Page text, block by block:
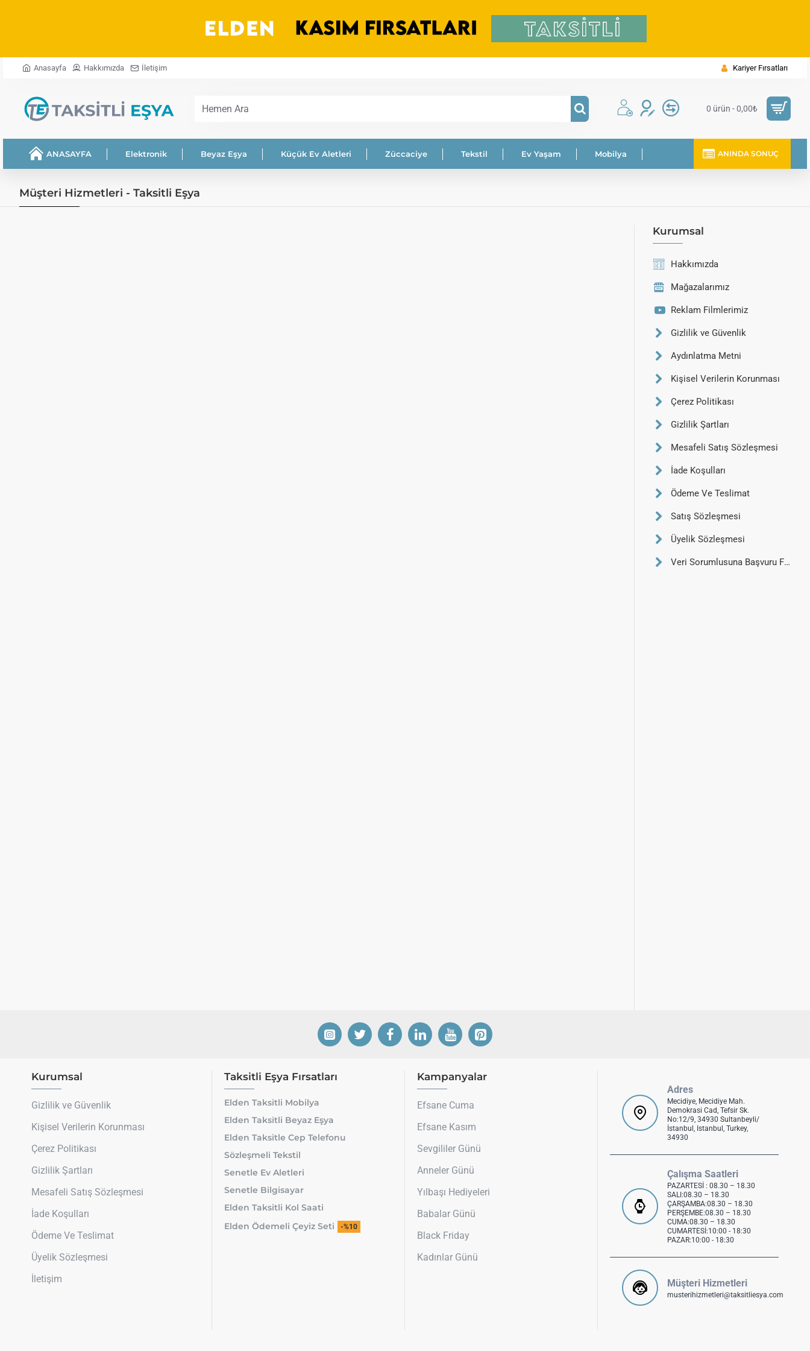
Anasayfa Hakkımızda İletişim Kariyer Fırsatları
Hemen
0 ürün - 0,00₺
ANASAYFA Elektronik Beyaz Eşya Küçük Ev Aletleri Züccaciye Tekstil Ev Yaşam Mobilya ANINDA SONUÇ
Müşteri Hizmetleri - Taksitli Eşya
Kurumsal
Hakkımızda
Mağazalarımız
Reklam Filmlerimiz
Gizlilik ve Güvenlik
Aydınlatma Metni
Kişisel Verilerin Korunması
Çerez Politikası
Gizlilik Şartları
Mesafeli Satış Sözleşmesi
İade Koşulları
Ödeme Ve Teslimat
Satış Sözleşmesi
Üyelik Sözleşmesi
Veri Sorumlusuna Başvuru Formu
Kurumsal
Gizlilik ve Güvenlik
Kişisel Verilerin Korunması
Çerez Politikası
Gizlilik Şartları
Mesafeli Satış Sözleşmesi
İade Koşulları
Ödeme Ve Teslimat
Üyelik Sözleşmesi
İletişim
Taksitli Eşya Fırsatları
Elden Taksitli Mobilya
Elden Taksitli Beyaz Eşya
Elden Taksitle Cep Telefonu
Sözleşmeli Tekstil
Senetle Ev Aletleri
Senetle Bilgisayar
Elden Taksitli Kol Saati
Elden Ödemeli Çeyiz Seti
-%10
Kampanyalar
Efsane Cuma
Efsane Kasım
Sevgililer Günü
Anneler Günü
Yılbaşı Hediyeleri
Babalar Günü
Black Friday
Kadınlar Günü
Adres
Mecidiye, Mecidiye Mah.
Demokrasi Cad, Tefsir Sk.
No:12/9, 34930 Sultanbeyli/
İstanbul, Istanbul, Turkey,
34930
Çalışma Saatleri
PAZARTESİ : 08.30 – 18.30
SALI:08.30 – 18.30
ÇARŞAMBA:08.30 – 18.30
PERŞEMBE:08.30 – 18.30
CUMA:08.30 – 18.30
CUMARTESİ:10:00 - 18:30
PAZAR:10:00 - 18:30
Müşteri Hizmetleri
musterihizmetleri@taksitliesya.com